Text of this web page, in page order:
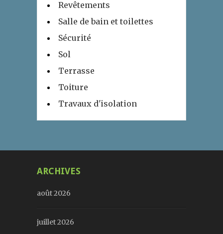
Revêtements
Salle de bain et toilettes
Sécurité
Sol
Terrasse
Toiture
Travaux d'isolation
ARCHIVES
août 2026
juillet 2026